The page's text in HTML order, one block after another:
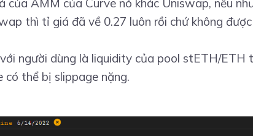
của AMM của Curve nó khác Uniswap, nếu
thì tỉ giá đã về 0.27 luôn rồi chứ không
người dùng là liquidity của pool stETH/ETH
có thể bị slippage nặng.